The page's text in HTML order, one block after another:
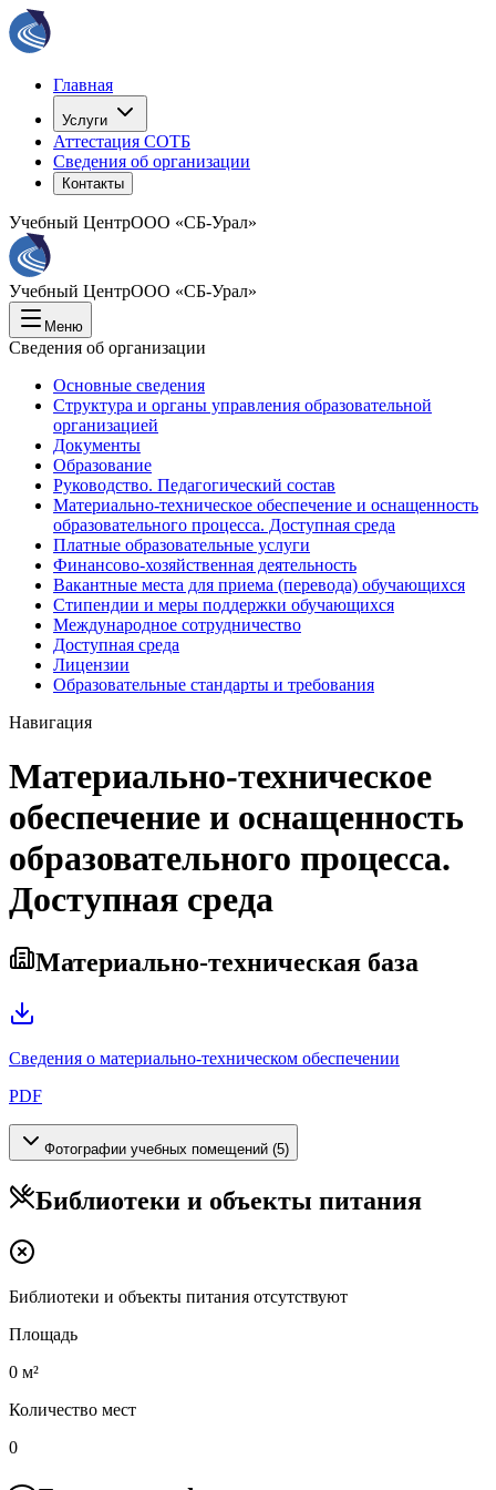
Главная
Услуги
Аттестация СОТБ
Сведения об организации
Контакты
Учебный ЦентрООО «СБ-Урал»
Учебный ЦентрООО «СБ-Урал»
Меню
Сведения об организации
Основные сведения
Структура и органы управления образовательной
организацией
Документы
Образование
Руководство. Педагогический состав
Материально-техническое обеспечение и оснащенность
образовательного процесса. Доступная среда
Платные образовательные услуги
Финансово-хозяйственная деятельность
Вакантные места для приема (перевода) обучающихся
Стипендии и меры поддержки обучающихся
Международное сотрудничество
Доступная среда
Лицензии
Образовательные стандарты и требования
Навигация
Материально-техническое
обеспечение и оснащенность
образовательного процесса.
Доступная среда
Материально-техническая база
Сведения о материально-техническом обеспечении
PDF
Фотографии учебных помещений (5)
Библиотеки и объекты питания
Библиотеки и объекты питания отсутствуют
Площадь
0 м²
Количество мест
0